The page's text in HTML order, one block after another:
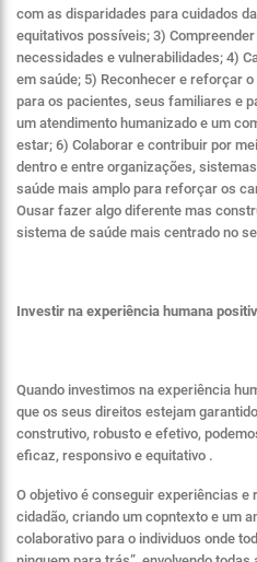
com as disparidades para cuidados
equitativos possíveis; 3)
necessidades e vulnerabilidades; 4)
em saúde; 5) Reconhecer e reforçar
para os pacientes, seus familiares e
um atendimento humanizado e um
estar; 6) Colaborar e contribuir por
dentro e entre organizações,
saúde mais amplo para reforçar os
Ousar fazer algo diferente mas
sistema de saúde mais centrado no
Investir na experiência humana
Quando investimos na experiência
que os seus direitos estejam
construtivo, robusto e efetivo,
eficaz, responsivo e equitativo .
O objetivo é conseguir experiências e
cidadão, criando um copntexto e um
colaborativo para o individuos onde